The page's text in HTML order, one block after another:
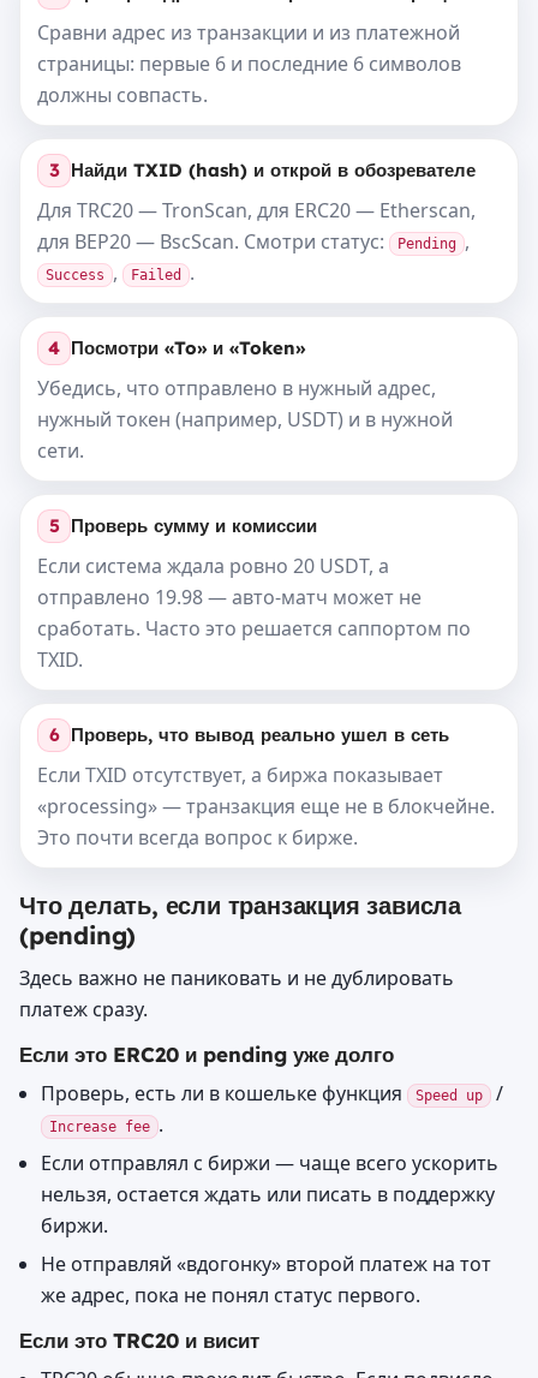
Сравни адрес из транзакции и из платежной
страницы: первые 6 и последние 6 символов
должны совпасть.
3 Найди TXID (hash) и открой в обозревателе
Для TRC20 — TronScan, для ERC20 — Etherscan,
для BEP20 — BscScan. Смотри статус:
Pending ,
Success , Failed .
4 Посмотри «To» и «Token»
Убедись, что отправлено в нужный адрес,
нужный токен (например, USDT) и в нужной
сети.
5 Проверь сумму и комиссии
Если система ждала ровно 20 USDT, а
отправлено 19.98 — авто-матч может не
сработать. Часто это решается саппортом по
TXID.
6 Проверь, что вывод реально ушел в сеть
Если TXID отсутствует, а биржа показывает
«processing» — транзакция еще не в блокчейне.
Это почти всегда вопрос к бирже.
Что делать, если транзакция зависла
(pending)
Здесь важно не паниковать и не дублировать
платеж сразу.
Если это ERC20 и pending уже долго
Проверь, есть ли в кошельке функция Speed up /
Increase fee .
Если отправлял с биржи — чаще всего ускорить
нельзя, остается ждать или писать в поддержку
биржи.
Не отправляй «вдогонку» второй платеж на тот
же адрес, пока не понял статус первого.
Если это TRC20 и висит